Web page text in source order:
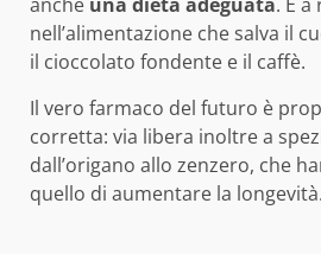
nell’alimentazione che salva il
il cioccolato fondente e il caffè.
Il vero farmaco del futuro è
corretta: via libera inoltre a
dall’origano allo zenzero, che
quello di aumentare la longevità.